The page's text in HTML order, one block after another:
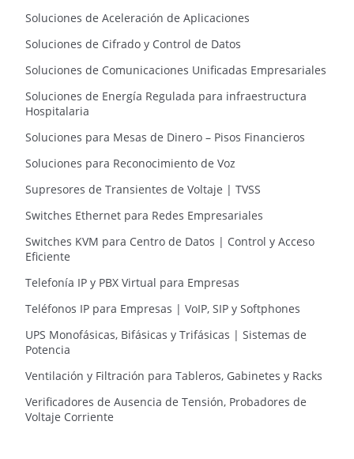
Soluciones de Aceleración de Aplicaciones
Soluciones de Cifrado y Control de Datos
Soluciones de Comunicaciones Unificadas Empresariales
Soluciones de Energía Regulada para infraestructura
Hospitalaria
Soluciones para Mesas de Dinero – Pisos Financieros
Soluciones para Reconocimiento de Voz
Supresores de Transientes de Voltaje | TVSS
Switches Ethernet para Redes Empresariales
Switches KVM para Centro de Datos | Control y Acceso
Eficiente
Telefonía IP y PBX Virtual para Empresas
Teléfonos IP para Empresas | VoIP, SIP y Softphones
UPS Monofásicas, Bifásicas y Trifásicas | Sistemas de
Potencia
Ventilación y Filtración para Tableros, Gabinetes y Racks
Verificadores de Ausencia de Tensión, Probadores de
Voltaje Corriente